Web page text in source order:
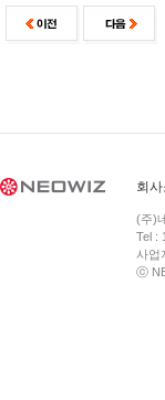
회사
(주)
Tel :
사업
ⓒ